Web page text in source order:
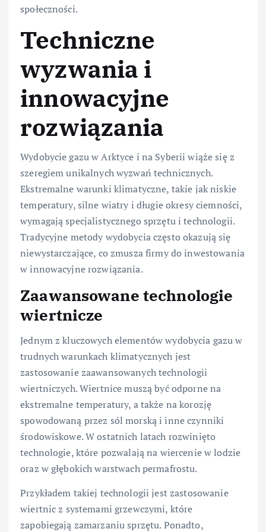
społeczności.
Techniczne
wyzwania i
innowacyjne
rozwiązania
Wydobycie gazu w Arktyce i na Syberii wiąże się z
szeregiem unikalnych wyzwań technicznych.
Ekstremalne warunki klimatyczne, takie jak niskie
temperatury, silne wiatry i długie okresy ciemności,
wymagają specjalistycznego sprzętu i technologii.
Tradycyjne metody wydobycia często okazują się
niewystarczające, co zmusza firmy do inwestowania
w innowacyjne rozwiązania.
Zaawansowane technologie
wiertnicze
Jednym z kluczowych elementów wydobycia gazu w
trudnych warunkach klimatycznych jest
zastosowanie zaawansowanych technologii
wiertniczych. Wiertnice muszą być odporne na
ekstremalne temperatury, a także na korozję
spowodowaną przez sól morską i inne czynniki
środowiskowe. W ostatnich latach rozwinięto
technologie, które pozwalają na wiercenie w lodzie
oraz w głębokich warstwach permafrostu.
Przykładem takiej technologii jest zastosowanie
wiertnic z systemami grzewczymi, które
zapobiegają zamarzaniu sprzętu. Ponadto,